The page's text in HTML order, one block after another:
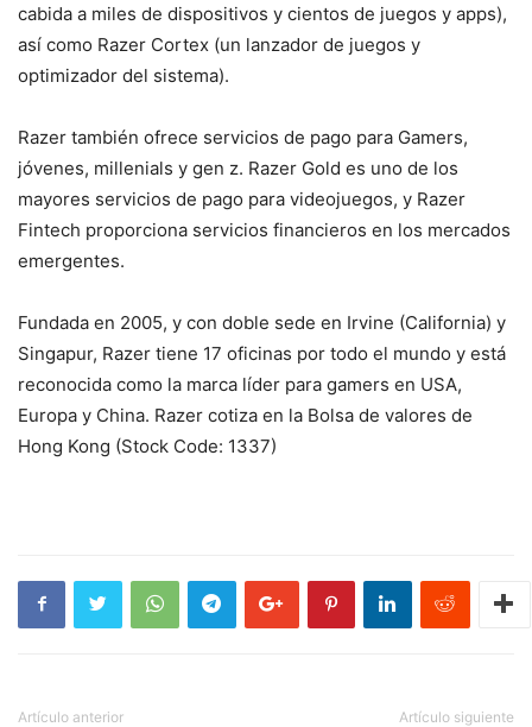
cabida a miles de dispositivos y cientos de juegos y apps),
así como Razer Cortex (un lanzador de juegos y
optimizador del sistema).
Razer también ofrece servicios de pago para Gamers,
jóvenes, millenials y gen z. Razer Gold es uno de los
mayores servicios de pago para videojuegos, y Razer
Fintech proporciona servicios financieros en los mercados
emergentes.
Fundada en 2005, y con doble sede en Irvine (California) y
Singapur, Razer tiene 17 oficinas por todo el mundo y está
reconocida como la marca líder para gamers en USA,
Europa y China. Razer cotiza en la Bolsa de valores de
Hong Kong (Stock Code: 1337)
Artículo anterior Artículo siguiente